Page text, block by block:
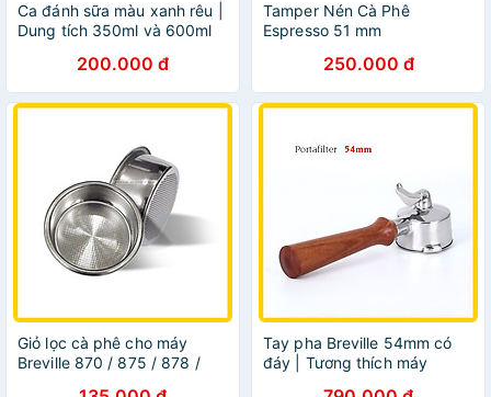
Ca đánh sữa màu xanh rêu |
Dung tích 350ml và 600ml
200.000 đ
Tamper Nén Cà Phê
Espresso 51 mm
250.000 đ
Giỏ lọc cà phê cho máy
Breville 870 / 875 / 878 /
Tay pha Breville 54mm có
đáy | Tương thích máy